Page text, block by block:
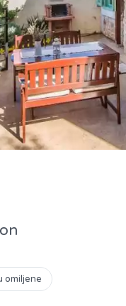
omiljene